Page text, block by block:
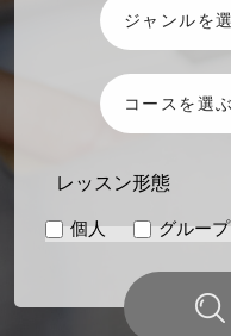
レッスン形態
個人 グループ